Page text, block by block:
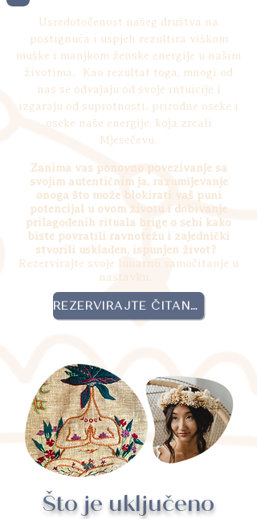
Usredotočenost našeg društva na
postignuća i uspjeh rezultira viškom
muške i manjkom ženske energije u našim
životima.
Kao rezultat toga, mnogi od
nas se odvajaju od svoje intuicije i
izgaraju od suprotnosti. prirodne oseke i
oseke naše energije, koja zrcali
Mjesečevu.
Zanima vas ponovno povezivanje sa
svojim autentičnim ja, razumijevanje
onoga što može blokirati vaš puni
potencijal u ovom životu i dobivanje
prilagođenih rituala brige o sebi kako
biste povratili ravnotežu i zajednički
stvorili usklađen, ispunjen život?
Rezervirajte svoje lunarno samočitanje u
nastavku.
REZERVIRAJTE ČITANJE
Što je uključeno